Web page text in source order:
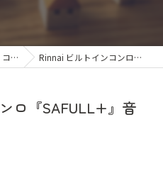
コラム Rinnai ビルトインコンロ『SAFULL+』音声案内
ロ『SAFULL+』音